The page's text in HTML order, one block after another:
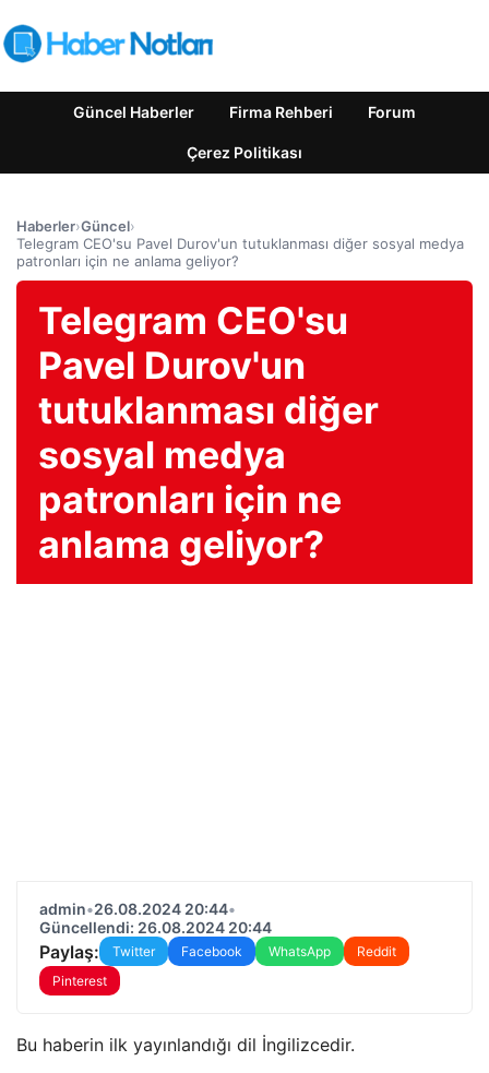
Güncel Haberler Firma Rehberi Forum
Çerez Politikası
Haberler›Güncel›
Telegram CEO'su Pavel Durov'un tutuklanması diğer sosyal medya
patronları için ne anlama geliyor?
Telegram CEO'su
Pavel Durov'un
tutuklanması diğer
sosyal medya
patronları için ne
anlama geliyor?
admin•26.08.2024 20:44•
Güncellendi: 26.08.2024 20:44
Paylaş: Twitter Facebook WhatsApp
Reddit
Pinterest
Bu haberin ilk yayınlandığı dil İngilizcedir.